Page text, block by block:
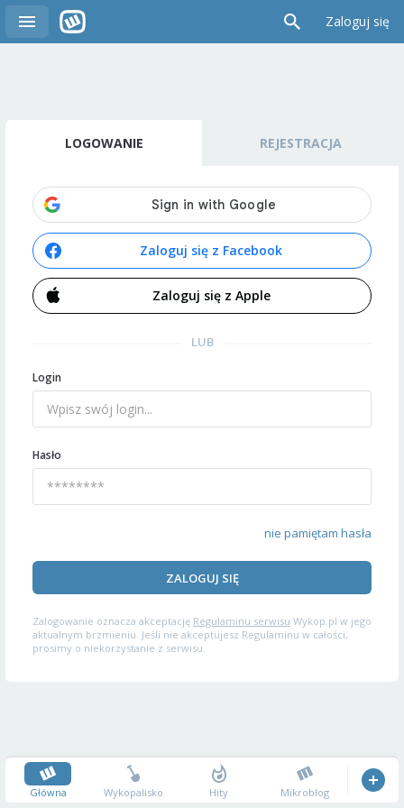
Zaloguj się
LOGOWANIE REJESTRACJA
Zaloguj się z Facebook
Zaloguj się z Apple
LUB
Login
Hasło
nie pamiętam hasła
ZALOGUJ SIĘ
Zalogowanie oznacza akceptację Regulaminu serwisu Wykop.pl w jego
aktualnym brzmieniu. Jeśli nie akceptujesz Regulaminu w całości,
prosimy o niekorzystanie z serwisu.
Główna Wykopalisko Hity Mikroblog